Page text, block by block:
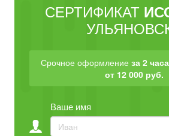
СЕРТИФИКАТ
Срочное оформление за 2 часа
от 12 000 руб.
Ваше имя